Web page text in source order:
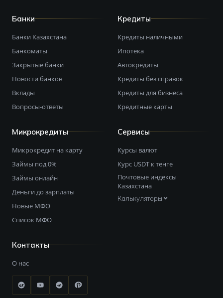
Банки
Банки Казахстана
Банкоматы
Закрытые банки
Новости банков
Вклады
Вопросы-ответы
Кредиты
Кредиты наличными
Ипотека
Автокредиты
Кредиты без справок
Кредиты для бизнеса
Кредитные карты
Микрокредиты
Микрокредит на карту
Займы под 0%
Займы онлайн
Деньги до зарплаты
Новые МФО
Список МФО
Сервисы
Курсы валют
Курс USDT к тенге
Почтовые индексы
Казахстана
Калькуляторы
Контакты
О нас